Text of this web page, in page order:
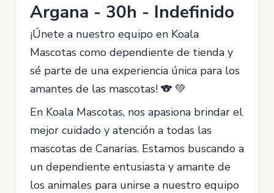
Argana - 30h - Indefinido
¡Únete a nuestro equipo en Koala
Mascotas como dependiente de tienda y
sé parte de una experiencia única para los
amantes de las mascotas! 🐨 💚
En Koala Mascotas, nos apasiona brindar el
mejor cuidado y atención a todas las
mascotas de Canarias. Estamos buscando a
un dependiente entusiasta y amante de
los animales para unirse a nuestro equipo